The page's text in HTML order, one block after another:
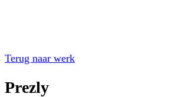
Terug naar werk
Prezly